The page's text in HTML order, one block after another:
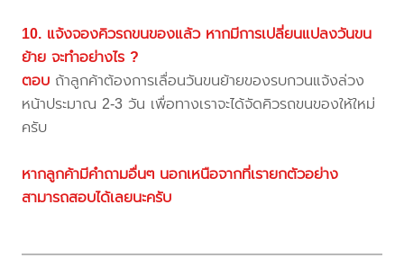
10. แจ้งจองคิวรถขนของแล้ว หากมีการเปลี่ยนแปลงวันขน
ย้าย จะทำอย่างไร ?
ตอบ ถ้าลูกค้าต้องการเลื่อนวันขนย้ายของรบกวนแจ้งล่วง
หน้าประมาณ 2-3 วัน เพื่อทางเราจะได้จัดคิวรถขนของให้ใหม่
ครับ
หากลูกค้ามีคำถามอื่นๆ นอกเหนือจากที่เรายกตัวอย่าง
สามารถสอบได้เลยนะครับ